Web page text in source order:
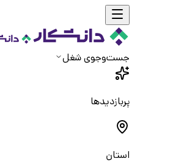
جست‌و‌جوی شغل
پربازدیدها
استان